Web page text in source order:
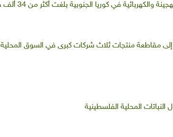
في كوريا الجنوبية بلغت أكثر من 34 ألف خلال ثمانية أشهر
إلى مقاطعة منتجات ثلاث شركات كبرى في السوق المحلية
المحلية الفلسطينية